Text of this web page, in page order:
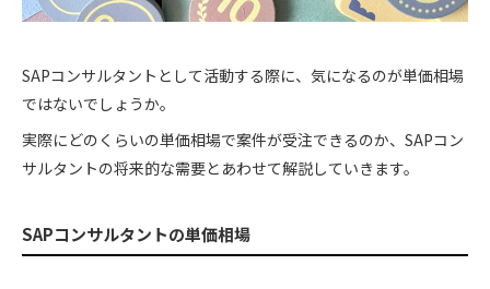
SAPコンサルタントとして活動する際に、気になるのが単価相場
ではないでしょうか。
実際にどのくらいの単価相場で案件が受注できるのか、SAPコン
サルタントの将来的な需要とあわせて解説していきます。
SAPコンサルタントの単価相場